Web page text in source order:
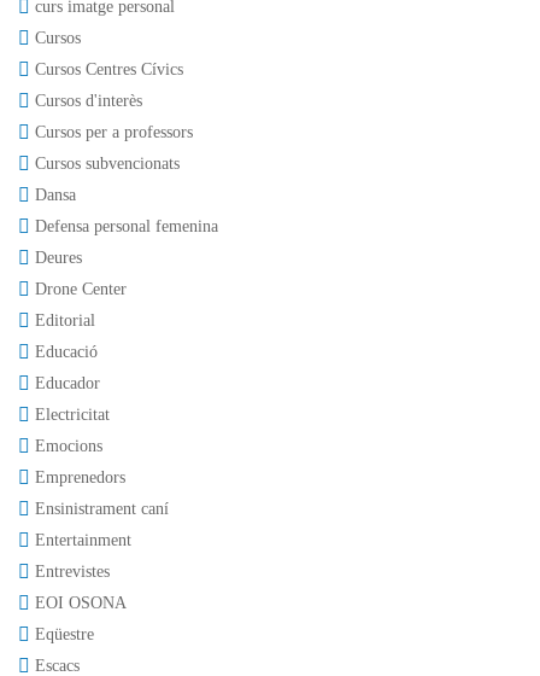
curs imatge personal
Cursos
Cursos Centres Cívics
Cursos d'interès
Cursos per a professors
Cursos subvencionats
Dansa
Defensa personal femenina
Deures
Drone Center
Editorial
Educació
Educador
Electricitat
Emocions
Emprenedors
Ensinistrament caní
Entertainment
Entrevistes
EOI OSONA
Eqüestre
Escacs